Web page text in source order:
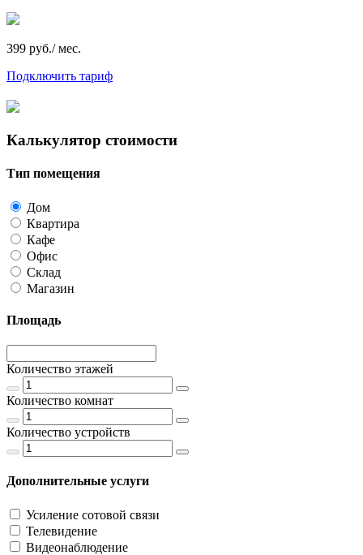
399 руб./ мес.
Подключить тариф
Калькулятор стоимости
Тип помещения
Дом
Квартира
Кафе
Офис
Склад
Магазин
Площадь
Количество этажей
Количество комнат
Количество устройств
Дополнительные услуги
Усиление сотовой связи
Телевидение
Видеонаблюдение